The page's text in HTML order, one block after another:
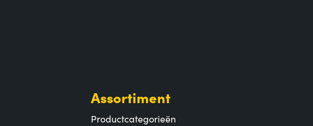
Assortiment
Productcategorieën